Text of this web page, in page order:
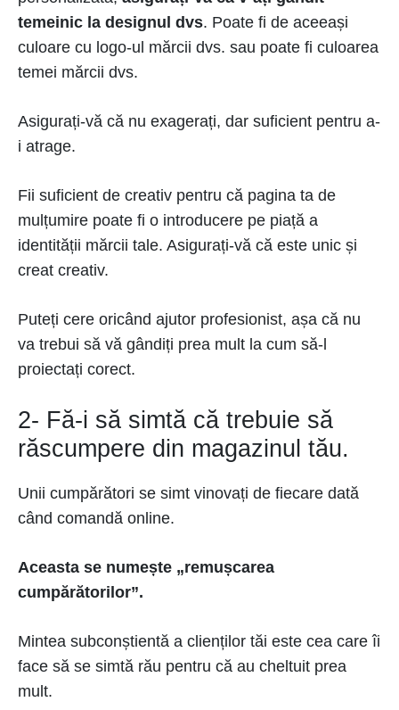
temeinic la designul dvs. Poate fi de aceeași
culoare cu logo-ul mărcii dvs. sau poate fi culoarea
temei mărcii dvs.
Asigurați-vă că nu exagerați, dar suficient pentru a-
i atrage.
Fii suficient de creativ pentru că pagina ta de
mulțumire poate fi o introducere pe piață a
identității mărcii tale. Asigurați-vă că este unic și
creat creativ.
Puteți cere oricând ajutor profesionist, așa că nu
va trebui să vă gândiți prea mult la cum să-l
proiectați corect.
2- Fă-i să simtă că trebuie să
răscumpere din magazinul tău.
Unii cumpărători se simt vinovați de fiecare dată
când comandă online.
Aceasta se numește „remușcarea
cumpărătorilor”.
Mintea subconștientă a clienților tăi este cea care îi
face să se simtă rău pentru că au cheltuit prea
mult.